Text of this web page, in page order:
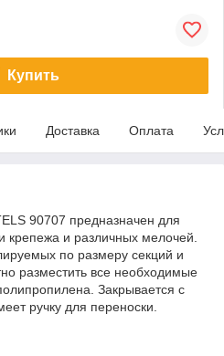
Купить
Доставка Оплата
90707 предназначен для
крепежа и различных мелочей.
по размеру секций и
разместить все необходимые
Закрывается с
ручку для переноски.